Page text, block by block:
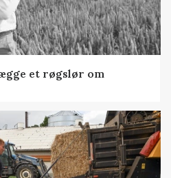
et røgslør om